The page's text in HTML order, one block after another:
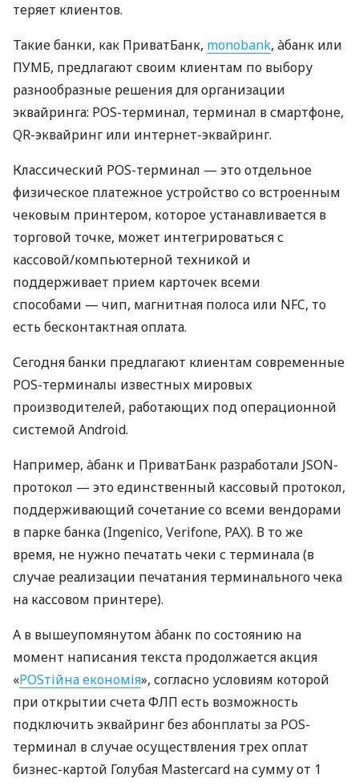
теряет клиентов.
Такие банки, как ПриватБанк, monobank, àбанк или
ПУМБ, предлагают своим клиентам по выбору
разнообразные решения для организации
эквайринга: POS-терминал, терминал в смартфоне,
QR-эквайринг или интернет-эквайринг.
Классический POS-терминал — это отдельное
физическое платежное устройство со встроенным
чековым принтером, которое устанавливается в
торговой точке, может интегрироваться с
кассовой/компьютерной техникой и
поддерживает прием карточек всеми
способами — чип, магнитная полоса или NFC, то
есть бесконтактная оплата.
Сегодня банки предлагают клиентам современные
POS-терминалы известных мировых
производителей, работающих под операционной
системой Android.
Например, àбанк и ПриватБанк разработали JSON-
протокол — это единственный кассовый протокол,
поддерживающий сочетание со всеми вендорами
в парке банка (Ingenico, Verifone, PAX). В то же
время, не нужно печатать чеки с терминала (в
случае реализации печатания терминального чека
на кассовом принтере).
А в вышеупомянутом àбанк по состоянию на
момент написания текста продолжается акция
«POSтійна економія», согласно условиям которой
при открытии счета ФЛП есть возможность
подключить эквайринг без абонплаты за POS-
терминал в случае осуществления трех оплат
бизнес-картой Голубая Mastercard на сумму от 1